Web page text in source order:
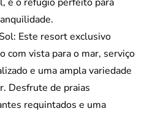
Este resort exclusivo
com vista para o mar, serviço
e uma ampla variedade
Desfrute de praias
requintados e uma